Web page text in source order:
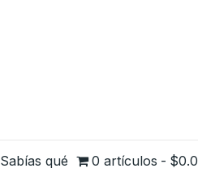
Sabías qué 0 artículos